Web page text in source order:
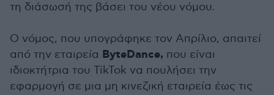
τη διάσωσή της βάσει του νέου νόμου.
Ο νόμος, που υπογράφηκε τον Απρίλιο, απαιτεί
από την εταιρεία ByteDance, που είναι
ιδιοκτήτρια του TikTok να πουλήσει την
εφαρμογή σε μια μη κινεζική εταιρεία έως τις